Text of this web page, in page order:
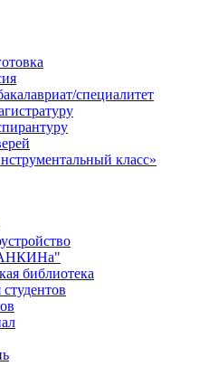
специалитет
класс»
библиотека